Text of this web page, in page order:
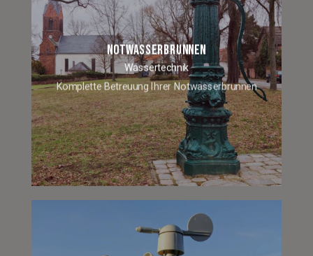
NOTWASSERBRUNNEN
Wassertechnik
Komplette Betreuung Ihrer Notwasserbrunnen